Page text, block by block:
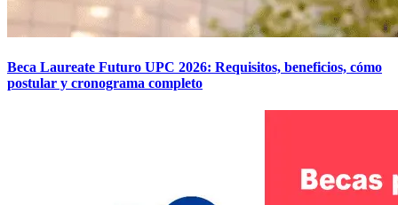
Beca Laureate Futuro UPC 2026: Requisitos, beneficios, cómo
postular y cronograma completo